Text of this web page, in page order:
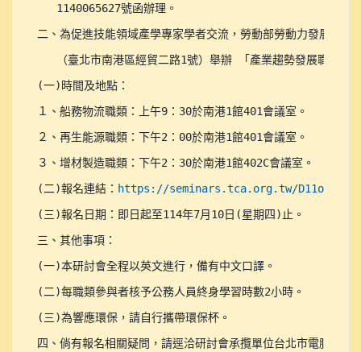
   1140065627號函辦理。
二、為促進技能領域產學專家學者交流，勞動部勞動力發展署
（臺北市南港區經貿二路1號）舉辦 「產業趨勢發展職類研
(一)時間及地點：
１、船務物流職類：上午9：30於南港1館401會議室。
２、再生能源職類：下午2：00於南港1館401會議室。
３、增材製造職類：下午2：30於南港1館402C會議室。
(二)報名連結： https://seminars.tca.org.tw/D11o00156
(三)報名日期：即日起至114年7月10日(星期四)止。
三、其他事項：
(一)本研討會全程以英文進行，備有中文口譯。
(二)每職類參與者核予公務人員終身學習時數2小時。
(三)為響應環保，請自行攜帶環保杯。
四、倘有報名相關疑問，請逕洽研討會承攬單位台北市電腦